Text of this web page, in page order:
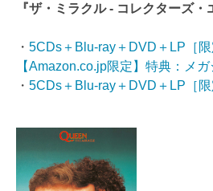
『ザ・ミラクル - コレクターズ・
・ 5CDs＋Blu-ray＋DVD＋LP［限
【Amazon.co.jp限定】特典：メ
・ 5CDs＋Blu-ray＋DVD＋LP［限